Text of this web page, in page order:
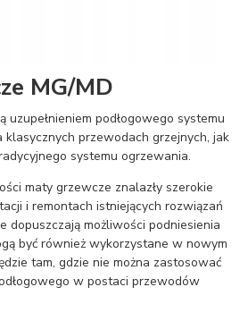
MG/MD
uzupełnieniem podłogowego systemu
przewodach grzejnych, jak
systemu ogrzewania.
maty grzewcze znalazły szerokie
i remontach istniejących rozwiązań
dopuszczają możliwości podniesienia
być również wykorzystane w nowym
tam, gdzie nie można zastosować
w postaci przewodów